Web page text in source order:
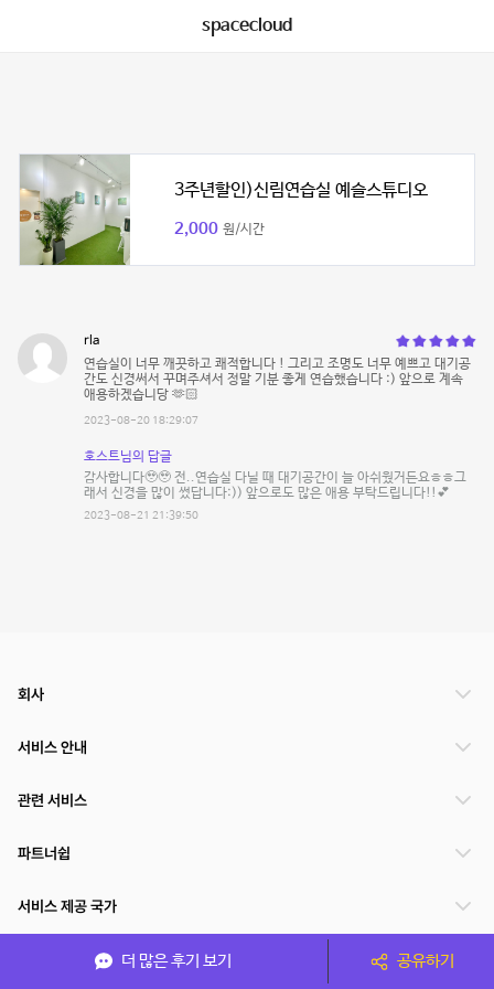
spacecloud
3주년할인)신림연습실 예슬스튜디오
2,000 원/시간
rla
연습실이 너무 깨끗하고 쾌적합니다 ! 그리고 조명도 너무 예쁘고 대기공
간도 신경써서 꾸며주셔서 정말 기분 좋게 연습했습니다 :) 앞으로 계속
애용하겠습니당 🫶🏻
2023-08-20 18:29:07
호스트님의 답글
감사합니다🥹🥹 전..연습실 다닐 때 대기공간이 늘 아쉬웠거든요ㅎㅎ그
래서 신경을 많이 썼답니다:)) 앞으로도 많은 애용 부탁드립니다!!💕
2023-08-21 21:39:50
더 많은 후기 보기 공유하기
회사
서비스 안내
관련 서비스
파트너쉽
서비스 제공 국가